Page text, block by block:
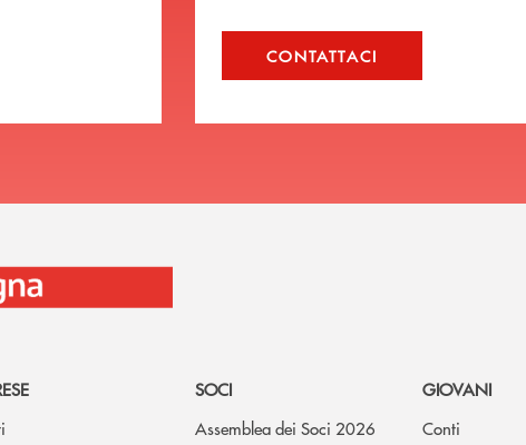
CONTATTACI
SOCI
Assemblea dei Soci 2026
GIOVANI
Conti